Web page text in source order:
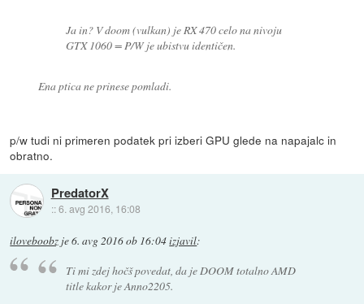
Ja in? V doom (vulkan) je RX 470 celo na nivoju
GTX 1060 = P/W je ubistvu identičen.
Ena ptica ne prinese pomladi.
p/w tudi ni primeren podatek pri izberi GPU glede na napajalc in
obratno.
PredatorX
::6. avg 2016, 16:08
iloveboobz je6. avg 2016 ob 16:04izjavil:
Ti mi zdej hočš povedat, da je DOOM totalno AMD
title kakor je Anno2205.